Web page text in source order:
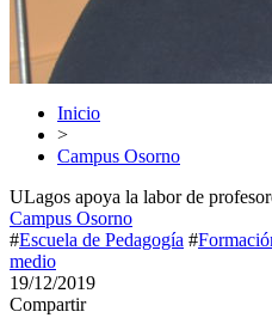
Inicio
>
Campus Osorno
ULagos apoya la labor de
Campus Osorno
#Escuela de Pedagogía #
medio
19/12/2019
Compartir